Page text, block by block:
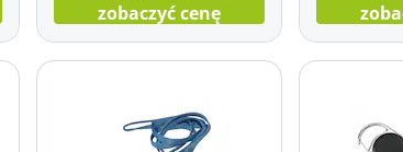
zobaczyć cenę